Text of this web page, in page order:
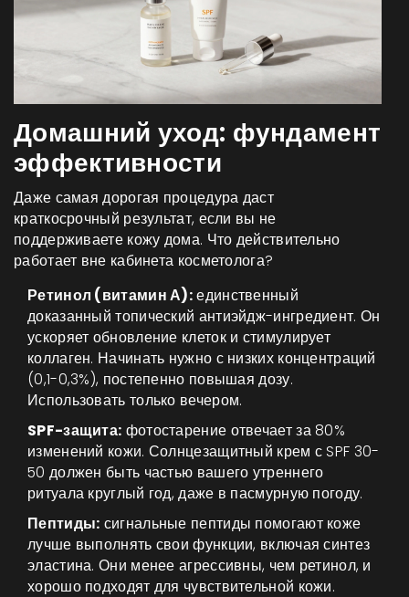
Домашний уход: фундамент
эффективности
Даже самая дорогая процедура даст
краткосрочный результат, если вы не
поддерживаете кожу дома. Что действительно
работает вне кабинета косметолога?
Ретинол (витамин А):единственный
доказанный топический антиэйдж-ингредиент. Он
ускоряет обновление клеток и стимулирует
коллаген. Начинать нужно с низких концентраций
(0,1-0,3%), постепенно повышая дозу.
Использовать только вечером.
SPF-защита: фотостарение отвечает за 80%
изменений кожи. Солнцезащитный крем с SPF 30-
50 должен быть частью вашего утреннего
ритуала круглый год, даже в пасмурную погоду.
Пептиды: сигнальные пептиды помогают коже
лучше выполнять свои функции, включая синтез
эластина. Они менее агрессивны, чем ретинол, и
хорошо подходят для чувствительной кожи.